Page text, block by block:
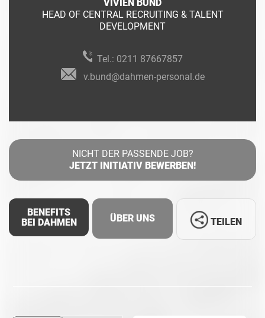
VIVIEN BUND
HEAD OF CENTRAL RECRUITING & TALENT
DEVELOPMENT
Tel.: 0211 87667857
v.bund@dahmen-personal.de
NICHT DER PASSENDE JOB?
JETZT INITIATIV BEWERBEN!
BENEFITS
BEI DAHMEN
ÜBER UNS TEILEN